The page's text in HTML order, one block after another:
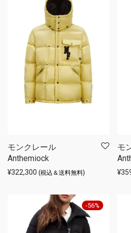
モンクレール
Anthemiock
¥322,300 (税込＆送料無料)
モ
¥
-56%